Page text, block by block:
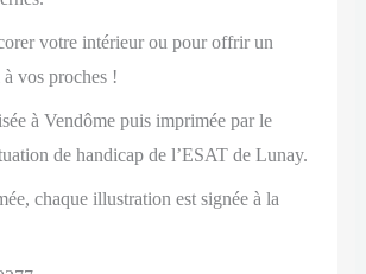
votre intérieur ou pour offrir un
vos proches !
à Vendôme puis imprimée par le
de handicap de l’ESAT de Lunay.
chaque illustration est signée à la